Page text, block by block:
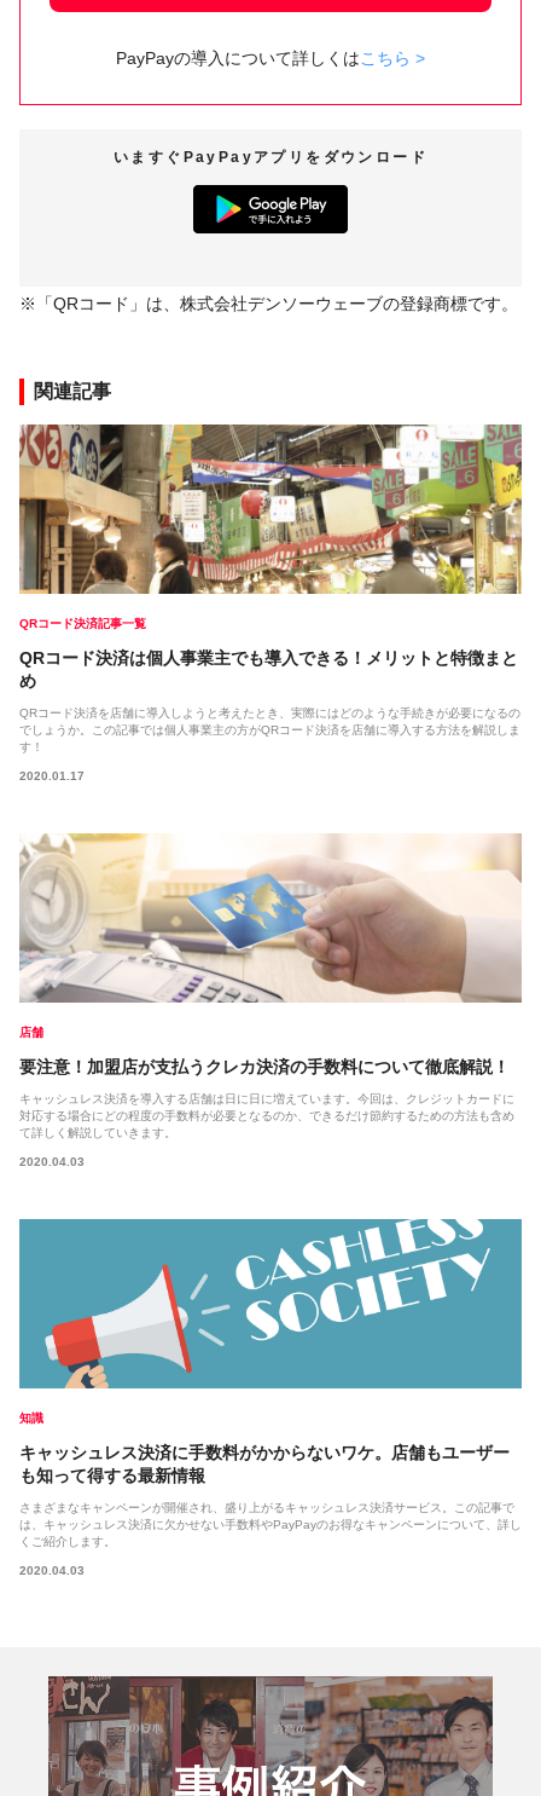
PayPayの導入について詳しくはこちら >
いますぐ PayPay アプリをダウンロード
※「QRコード」は、株式会社デンソーウェーブの登録商標です。
関連記事
QRコード決済記事一覧
QRコード決済は個人事業主でも導入できる！メリットと特徴まと
め
QRコード決済を店舗に導入しようと考えたとき、実際にはどのような手続きが必要になるの
でしょうか。この記事では個人事業主の方がQRコード決済を店舗に導入する方法を解説しま
す！
2020.01.17
店舗
要注意！加盟店が支払うクレカ決済の手数料について徹底解説！
キャッシュレス決済を導入する店舗は日に日に増えています。今回は、クレジットカードに
対応する場合にどの程度の手数料が必要となるのか、できるだけ節約するための方法も含め
て詳しく解説していきます。
2020.04.03
知識
キャッシュレス決済に手数料がかからないワケ。店舗もユーザー
も知って得する最新情報
さまざまなキャンペーンが開催され、盛り上がるキャッシュレス決済サービス。この記事で
は、キャッシュレス決済に欠かせない手数料やPayPayのお得なキャンペーンについて、詳し
くご紹介します。
2020.04.03